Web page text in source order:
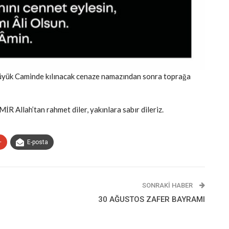
Caminde kılınacak cenaze namazından sonra toprağa
Allah’tan rahmet diler, yakınlara sabır dileriz.
E-posta
SONRAKI HABER
30 AĞUSTOS ZAFER BAYRAMI